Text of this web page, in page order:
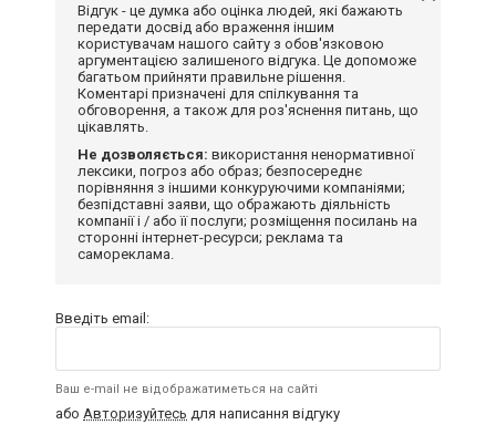
Відгук - це думка або оцінка людей, які бажають
передати досвід або враження іншим
користувачам нашого сайту з обов'язковою
аргументацією залишеного відгука. Це допоможе
багатьом прийняти правильне рішення.
Коментарі призначені для спілкування та
обговорення, а також для роз'яснення питань, що
цікавлять.
Не дозволяється: використання ненормативної
лексики, погроз або образ; безпосереднє
порівняння з іншими конкуруючими компаніями;
безпідставні заяви, що ображають діяльність
компанії і / або її послуги; розміщення посилань на
сторонні інтернет-ресурси; реклама та
самореклама.
Введіть email:
Ваш e-mail не відображатиметься на сайті
або Авторизуйтесь для написання відгуку